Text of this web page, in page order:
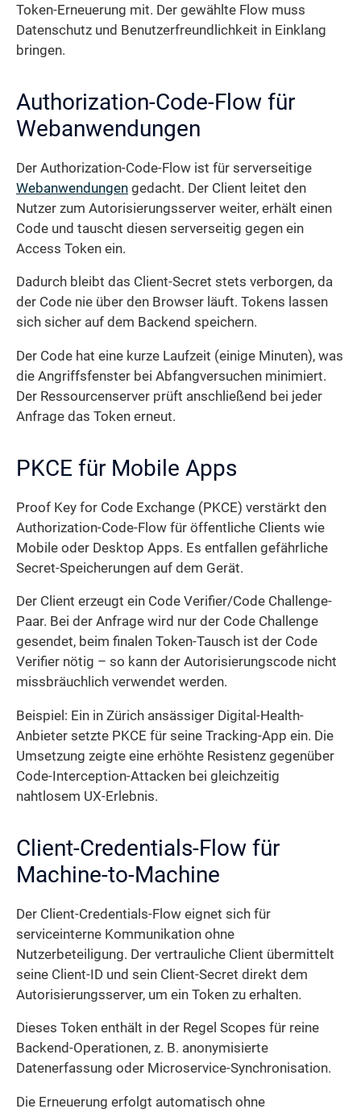
Token-Erneuerung mit. Der gewählte Flow muss
Datenschutz und Benutzerfreundlichkeit in Einklang
bringen.
Authorization-Code-Flow für
Webanwendungen
Der Authorization-Code-Flow ist für serverseitige
Webanwendungen gedacht. Der Client leitet den
Nutzer zum Autorisierungsserver weiter, erhält einen
Code und tauscht diesen serverseitig gegen ein
Access Token ein.
Dadurch bleibt das Client-Secret stets verborgen, da
der Code nie über den Browser läuft. Tokens lassen
sich sicher auf dem Backend speichern.
Der Code hat eine kurze Laufzeit (einige Minuten), was
die Angriffs­fenster bei Abfangversuchen minimiert.
Der Ressourcenserver prüft anschließend bei jeder
Anfrage das Token erneut.
PKCE für Mobile Apps
Proof Key for Code Exchange (PKCE) verstärkt den
Authorization-Code-Flow für öffentliche Clients wie
Mobile oder Desktop Apps. Es entfallen gefährliche
Secret-Speicherungen auf dem Gerät.
Der Client erzeugt ein Code Verifier/Code Challenge-
Paar. Bei der Anfrage wird nur der Code Challenge
gesendet, beim finalen Token-Tausch ist der Code
Verifier nötig – so kann der Autorisierungs­code nicht
missbräuchlich verwendet werden.
Beispiel: Ein in Zürich ansässiger Digital-Health-
Anbieter setzte PKCE für seine Tracking-App ein. Die
Umsetzung zeigte eine erhöhte Resistenz gegenüber
Code-Interception-Attacken bei gleichzeitig
nahtlosem UX-Erlebnis.
Client-Credentials-Flow für
Machine-to-Machine
Der Client-Credentials-Flow eignet sich für
serviceinterne Kommunikation ohne
Nutzerbeteiligung. Der vertrauliche Client übermittelt
seine Client-ID und sein Client-Secret direkt dem
Autorisierungsserver, um ein Token zu erhalten.
Dieses Token enthält in der Regel Scopes für reine
Backend-Operationen, z. B. anonymisierte
Datenerfassung oder Microservice-Synchronisation.
Die Erneuerung erfolgt automatisch ohne